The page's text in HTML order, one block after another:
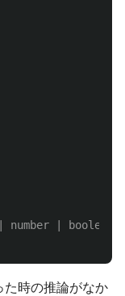
| boolean
時の推論がなか